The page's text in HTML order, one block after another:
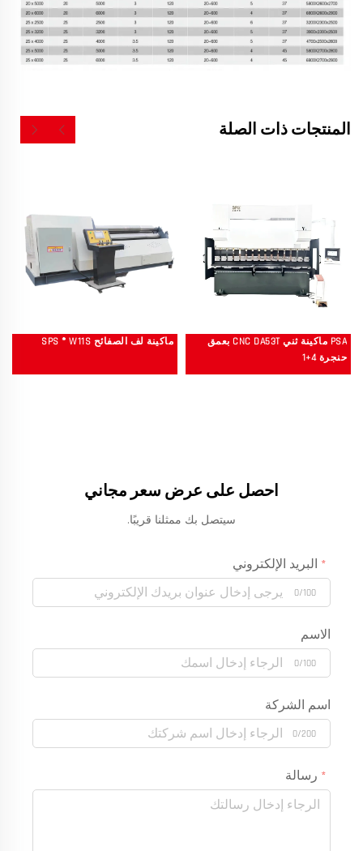
المنتجات ذات الصلة
PSA ماكينة ثني CNC DA53T بعمق
حنجرة 4+1
ماكينة لف الصفائح SPS ® W11S
احصل على عرض سعر مجاني
سيتصل بك ممثلنا قريبًا.
البريد الإلكتروني
0/100
الاسم
0/100
اسم الشركة
0/200
رسالة